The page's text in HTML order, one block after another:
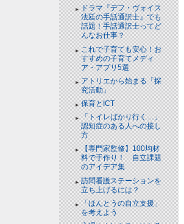
ドラマ『デフ・ヴォイス
法廷の手話通訳士』でも
話題！手話通訳士ってど
んなお仕事？
これで子育ても安心！お
すすめの子育てメディ
ア・アプリ5選
アトリエから始まる「探
究活動」
保育とICT
「トイレばかり行く…」
認知症のある人への接し
方
【専門家監修】100均材
料で手作り！ 自立課題
のアイデア集
訪問看護ステーションを
立ち上げるには？
「ほんとうの自立支援」
を考えよう